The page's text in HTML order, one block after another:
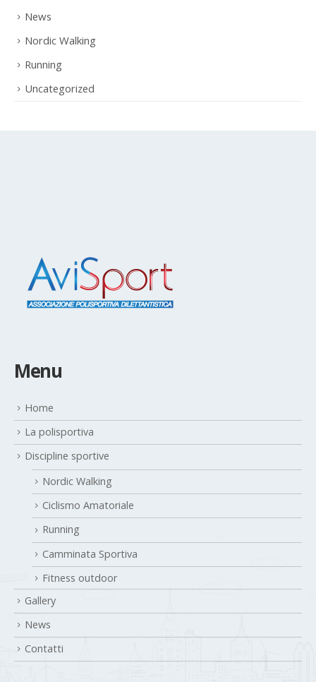
News
Nordic Walking
Running
Uncategorized
Menu
Home
La polisportiva
Discipline sportive
Nordic Walking
Ciclismo Amatoriale
Running
Camminata Sportiva
Fitness outdoor
Gallery
News
Contatti